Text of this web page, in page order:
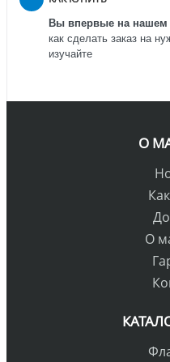
Вы впервые на нашем
как сделать заказ на
изучайте
О
О